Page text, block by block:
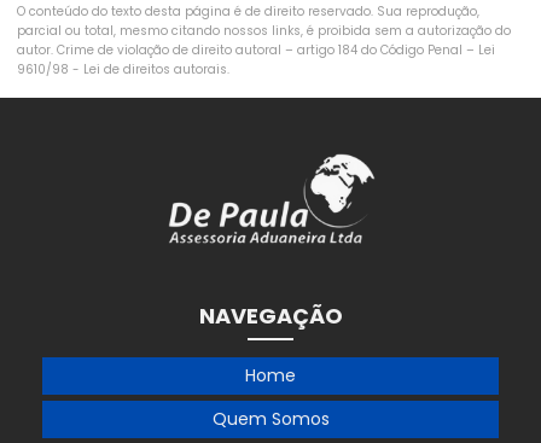
Empresa de gestão aduaneira
Empresa de habilitação radar mg
Empresa de importação
Empresa de importação de carros
Empresa de importação da china
O conteúdo do texto desta página é de direito reservado. Sua reprodução,
parcial ou total, mesmo citando nossos links, é proibida sem a autorização do
autor. Crime de violação de direito autoral – artigo 184 do Código Penal – Lei
9610/98 - Lei de direitos autorais.
NAVEGAÇÃO
Home
Quem Somos